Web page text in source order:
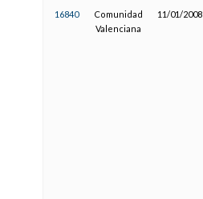
16840
Comunidad
Valenciana
11/01/2008